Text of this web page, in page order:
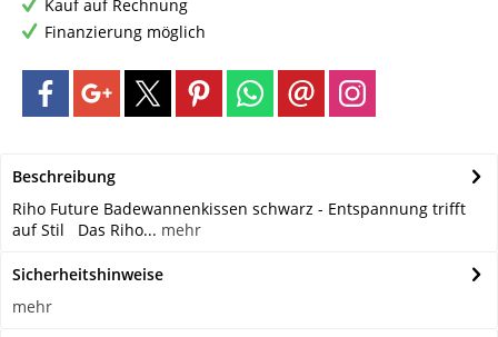
Kauf auf Rechnung
Finanzierung möglich
Beschreibung
Riho Future Badewannenkissen schwarz - Entspannung trifft
auf Stil Das Riho... mehr
Sicherheitshinweise
mehr